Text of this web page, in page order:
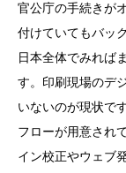
官公庁の手続きが
付けていてもバッ
日本全体でみれば
す。印刷現場のデ
いないのが現状で
フローが用意され
イン校正やウェブ